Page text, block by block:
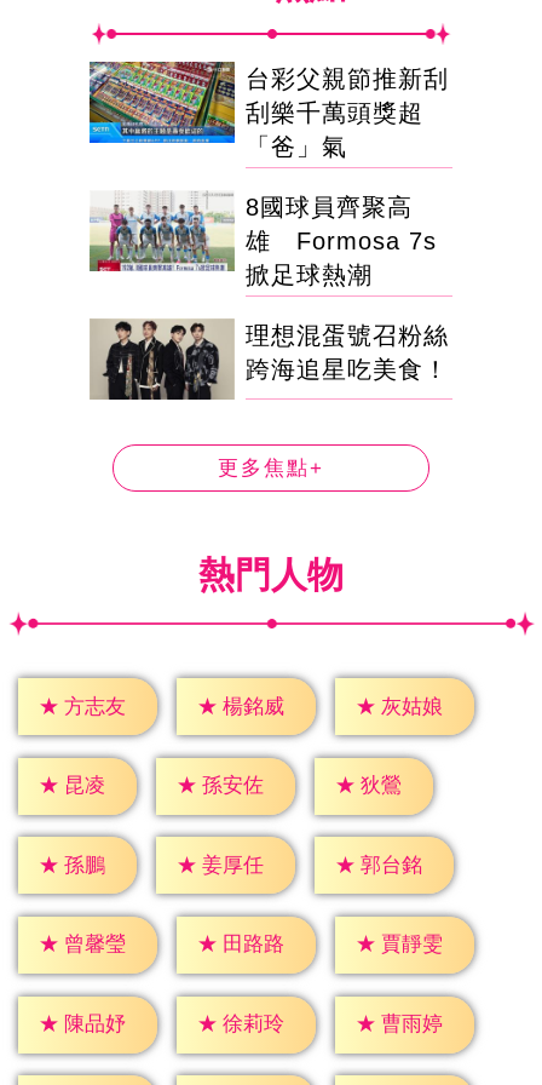
台彩父親節推新刮
刮樂千萬頭獎超
「爸」氣
8國球員齊聚高
雄 Formosa 7s
掀足球熱潮
理想混蛋號召粉絲
跨海追星吃美食！
更多焦點+
熱門人物
★ 方志友 ★ 楊銘威 ★ 灰姑娘
★ 昆凌 ★ 孫安佐 ★ 狄鶯
★ 孫鵬 ★ 姜厚任 ★ 郭台銘
★ 曾馨瑩 ★ 田路路 ★ 賈靜雯
★ 陳品妤 ★ 徐莉玲 ★ 曹雨婷